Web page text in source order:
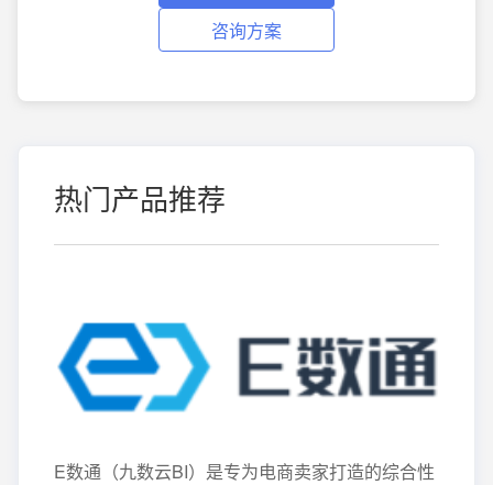
咨询方案
热门产品推荐
E数通（九数云BI）是专为电商卖家打造的综合性